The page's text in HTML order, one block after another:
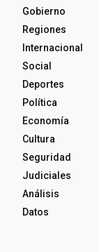
Gobierno
Regiones
Internacional
Social
Deportes
Política
Economía
Cultura
Seguridad
Judiciales
Análisis
Datos